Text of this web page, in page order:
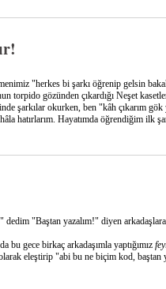
"herkes bi şarkı öğrenip gelsin
torpido gözünden çıkardığı Neşet
şarkılar okurken, ben "kâh çıkarım
hatırlarım. Hayatımda öğrendiğim ilk
dedim "Baştan yazalım!" diyen
bu gece birkaç arkadaşımla yaptığımız
eleştirip "abi bu ne biçim kod,